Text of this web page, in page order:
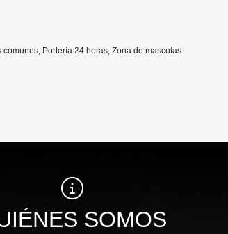
Portería 24 horas, Zona de mascotas
SOMOS